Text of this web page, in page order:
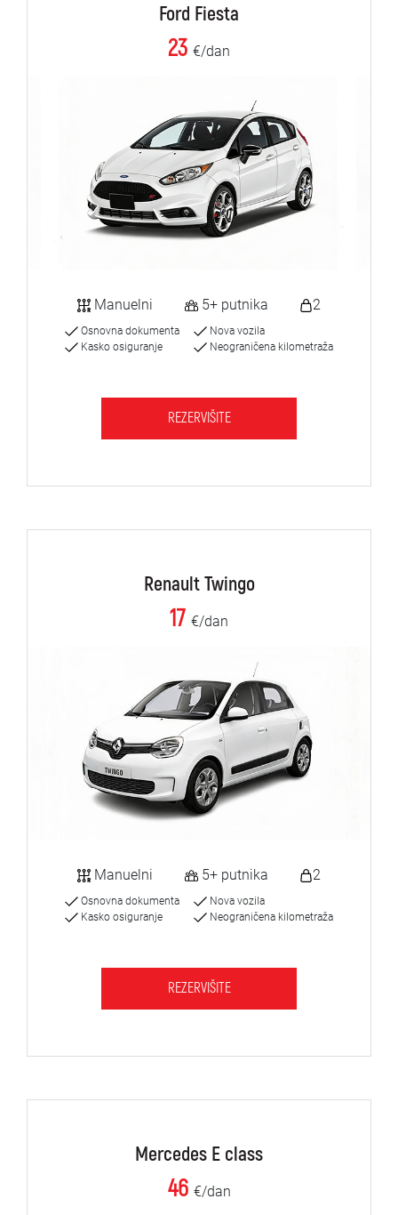
Ford Fiesta
23 €/dan
Manuelni 5+ putnika 2
Osnovna dokumenta
Kasko osiguranje
Nova vozila
Neograničena kilometraža
REZERVIŠITE
Renault Twingo
17 €/dan
Manuelni 5+ putnika 2
Osnovna dokumenta
Kasko osiguranje
Nova vozila
Neograničena kilometraža
REZERVIŠITE
Mercedes E class
46 €/dan